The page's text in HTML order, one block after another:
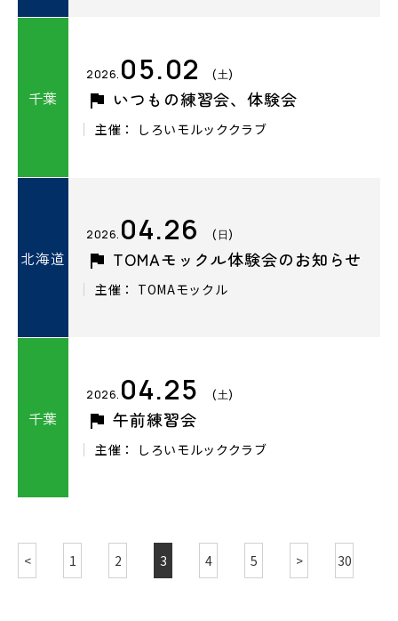
千葉
2026. 05.02 (土)
いつもの練習会、体験会
主催： しろいモルッククラブ
北海道
2026. 04.26 (日)
TOMAモックル体験会のお知らせ
主催： TOMAモックル
千葉
2026. 04.25 (土)
午前練習会
主催： しろいモルッククラブ
< 1 2 3 4 5 > 30